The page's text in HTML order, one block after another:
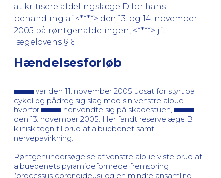
at kritisere afdelingslæge D for hans
behandling af <****> den 13. og 14. november
2005 på røntgenafdelingen, <****> jf.
lægelovens § 6.
Hændelsesforløb
var den 11. november 2005 udsat for styrt på
cykel og pådrog sig slag mod sin venstre albue,
hvorfor
henvendte sig på skadestuen,
den 13. november 2005. Her fandt reservelæge B
klinisk tegn til brud af albuebenet samt
nervepåvirkning.
Røntgenundersøgelse af venstre albue viste brud af
albuebenets pyramideformede fremspring
(processus coronoideus) og en mindre ansamling.